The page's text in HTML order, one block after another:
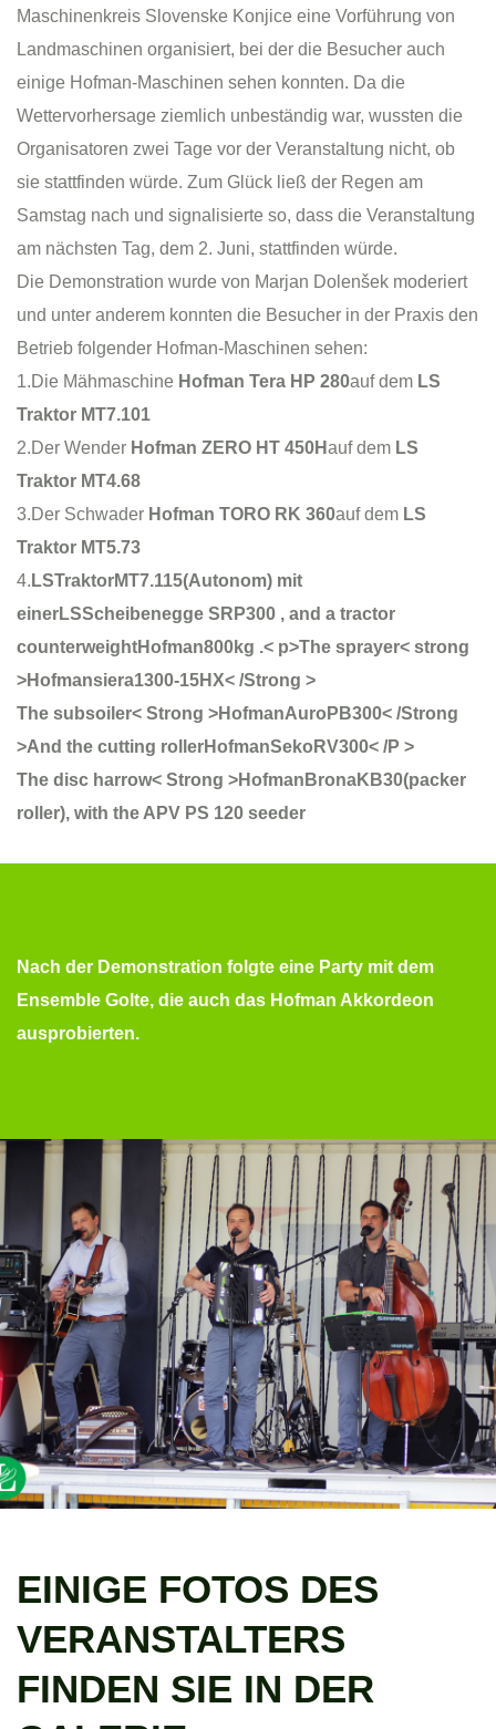
Maschinenkreis Slovenske Konjice eine Vorführung von
Landmaschinen organisiert, bei der die Besucher auch
einige Hofman-Maschinen sehen konnten. Da die
Wettervorhersage ziemlich unbeständig war, wussten die
Organisatoren zwei Tage vor der Veranstaltung nicht, ob
sie stattfinden würde. Zum Glück ließ der Regen am
Samstag nach und signalisierte so, dass die Veranstaltung
am nächsten Tag, dem 2. Juni, stattfinden würde.
Die Demonstration wurde von Marjan Dolenšek moderiert
und unter anderem konnten die Besucher in der Praxis den
Betrieb folgender Hofman-Maschinen sehen:
1.Die Mähmaschine Hofman Tera HP 280auf dem LS
Traktor MT7.101
2.Der Wender Hofman ZERO HT 450H auf dem LS
Traktor MT4.68
3.Der Schwader Hofman TORO RK 360auf dem LS
Traktor MT5.73
4. LSTraktorMT7.115(Autonom) mit
einerLSScheibenegge SRP300 , and a tractor
counterweightHofman800kg .< p>The sprayer< strong
>Hofmansiera1300-15HX< /Strong >
The subsoiler< Strong >HofmanAuroPB300< /Strong
>And the cutting rollerHofmanSekoRV300< /P >
The disc harrow< Strong >HofmanBronaKB30(packer
roller), with the APV PS 120 seeder
Nach der Demonstration folgte eine Party mit dem
Ensemble Golte, die auch das Hofman Akkordeon
ausprobierten.
EINIGE FOTOS DES
VERANSTALTERS
FINDEN SIE IN DER